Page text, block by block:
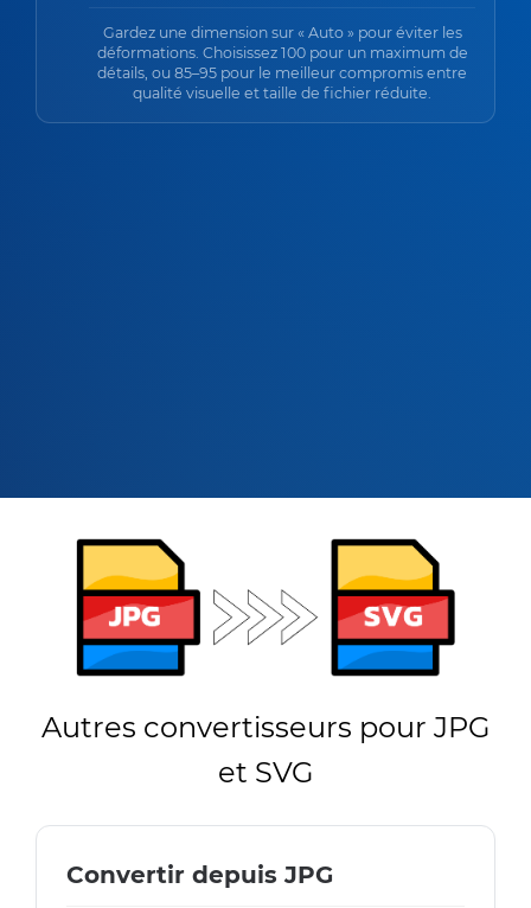
Gardez une dimension sur « Auto » pour éviter les
déformations. Choisissez 100 pour un maximum de
détails, ou 85–95 pour le meilleur compromis entre
qualité visuelle et taille de fichier réduite.
Autres convertisseurs pour JPG
et SVG
Convertir depuis JPG